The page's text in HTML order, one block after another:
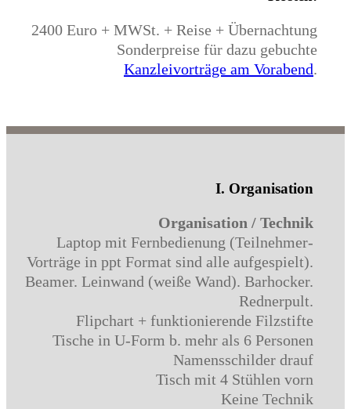
2400 Euro + MWSt. + Reise + Übernachtung
Sonderpreise für dazu gebuchte
Kanzleivorträge am Vorabend.
I. Organisation
Organisation / Technik
Laptop mit Fernbedienung (Teilnehmer-
Vorträge in ppt Format sind alle aufgespielt).
Beamer. Leinwand (weiße Wand). Barhocker.
Rednerpult.
Flipchart + funktionierende Filzstifte
Tische in U-Form b. mehr als 6 Personen
Namensschilder drauf
Tisch mit 4 Stühlen vorn
Keine Technik